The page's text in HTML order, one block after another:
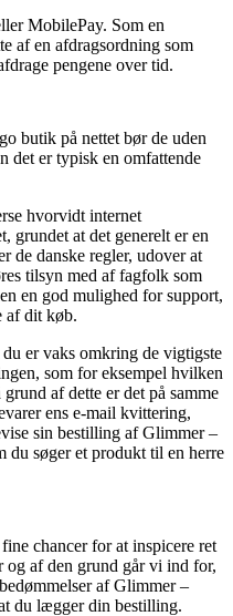
MobilePay. Som en
af en afdragsordning som
pengene over tid.
butik på nettet bør de uden
det er typisk en omfattende
hvorvidt internet
grundet at det generelt er en
de danske regler, udover at
tilsyn med af fagfolk som
en god mulighed for support,
af dit køb.
er vaks omkring de vigtigste
som for eksempel hvilken
af dette er det på samme
ens e-mail kvittering,
sin bestilling af Glimmer –
du søger et produkt til en herre
chancer for at inspicere ret
og af den grund går vi ind for,
af Glimmer –
du lægger din bestilling.